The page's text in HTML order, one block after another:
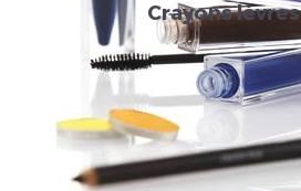
Crayons lèvres